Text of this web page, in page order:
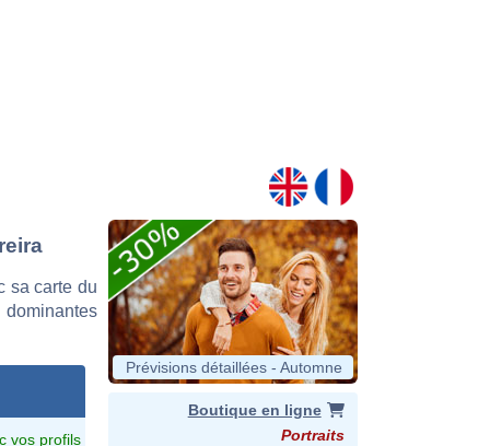
sa carte du
vos profils
Prévisions détaillées - Automne
Boutique en ligne
Portraits